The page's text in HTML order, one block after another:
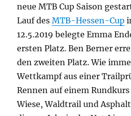
neue MTB Cup Saison
Lauf desMTB-Hessen-Cup
12.5.2019 belegte Emma
ersten Platz. Ben Berner
den zweiten Platz. Wie
Wettkampf aus einer
Rennen auf einem
Wiese, Waldtrail und